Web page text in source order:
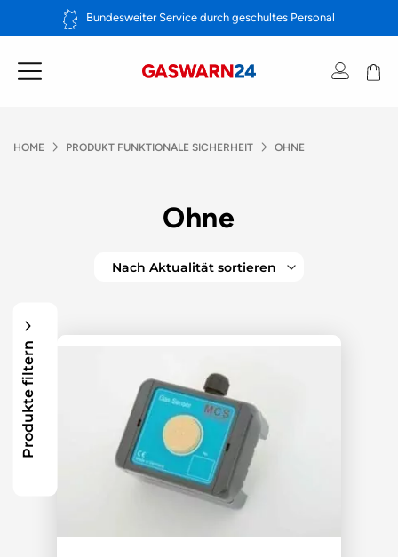
Inhalt
Bundesweiter Service durch geschultes Personal
HOME PRODUKT FUNKTIONALE SICHERHEIT OHNE
Ohne
Produkte filtern